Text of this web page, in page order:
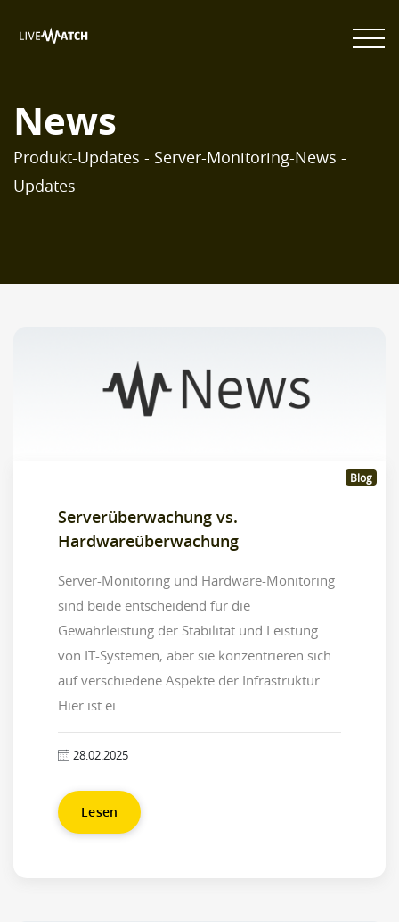
News
Produkt-Updates - Server-Monitoring-News -
Updates
Blog
Serverüberwachung vs.
Hardwareüberwachung
Server-Monitoring und Hardware-Monitoring
sind beide entscheidend für die
Gewährleistung der Stabilität und Leistung
von IT-Systemen, aber sie konzentrieren sich
auf verschiedene Aspekte der Infrastruktur.
Hier ist ei...
28.02.2025
Lesen